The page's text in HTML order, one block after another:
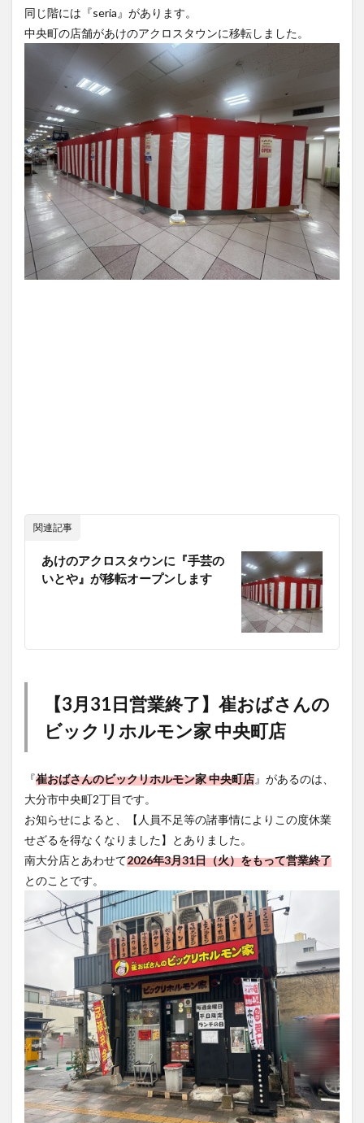
同じ階には『seria』があります。
中央町の店舗があけのアクロスタウンに移転しました。
関連記事
あけのアクロスタウンに『手芸の
いとや』が移転オープンします
【3月31日営業終了】崔おばさんの
ビックリホルモン家 中央町店
『崔おばさんのビックリホルモン家 中央町店』があるのは、
大分市中央町2丁目です。
お知らせによると、【人員不足等の諸事情によりこの度休業
せざるを得なくなりました】とありました。
南大分店とあわせて2026年3月31日（火）をもって営業終了
とのことです。